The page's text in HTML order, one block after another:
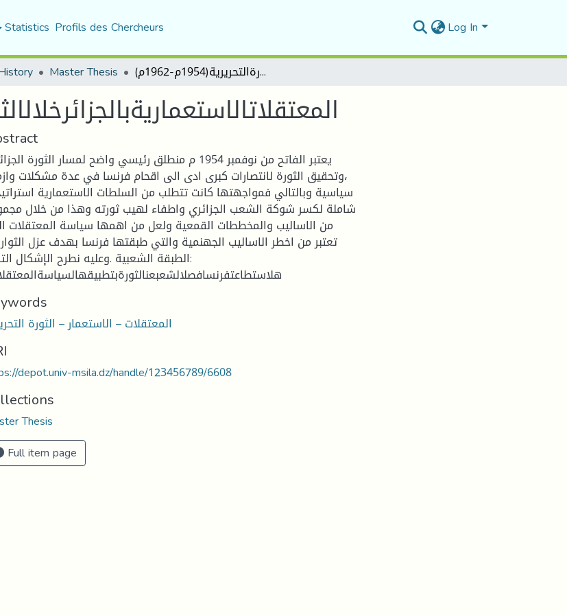
Statistics Profils des Chercheurs Log In
Master Thesis المعتقلاتالاستعماريةبالجزائرخلالالثورةالتحريرية(1954م-1962م)
يعتبر الفاتح من نوفمبر 1954 م منطلق رئيسي واضح لمسار الثورة
،وتحقيق الثورة لانتصارات كبرى ادى الى اقحام فرنسا في عدة مشكلات
سياسية وبالتالي فمواجهتها كانت تتطلب من السلطات الاستعمارية
شاملة لكسر شوكة الشعب الجزائري واطفاء لهيب ثورته وهذا من خلال
من الاساليب والمخططات القمعية ولعل من اهمها سياسة المعتقلات
تعتبر من اخطر الاساليب الجهنمية والتي طبقتها فرنسا بهدف عزل
الطبقة الشعبية .وعليه نطرح الإشكال
المعتقلات – الاستعمار – الثورة
depot.univ-msila.dz/handle/123456789/6608
Thesis
Full item page